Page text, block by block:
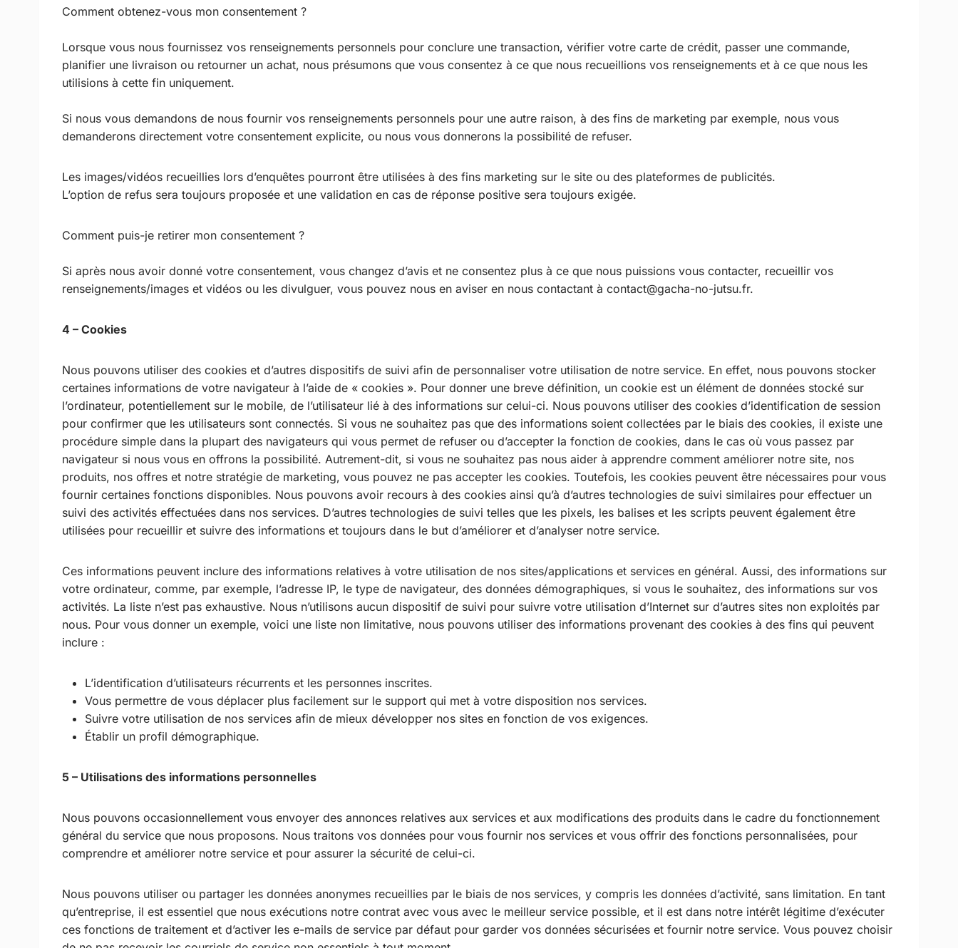
Comment obtenez-vous mon consentement ?
Lorsque vous nous fournissez vos renseignements personnels pour conclure une transaction, vérifier votre carte de crédit, passer une commande,
planifier une livraison ou retourner un achat, nous présumons que vous consentez à ce que nous recueillions vos renseignements et à ce que nous les
utilisions à cette fin uniquement.
Si nous vous demandons de nous fournir vos renseignements personnels pour une autre raison, à des fins de marketing par exemple, nous vous
demanderons directement votre consentement explicite, ou nous vous donnerons la possibilité de refuser.
Les images/vidéos recueillies lors d’enquêtes pourront être utilisées à des fins marketing sur le site ou des plateformes de publicités.
L’option de refus sera toujours proposée et une validation en cas de réponse positive sera toujours exigée.
Comment puis-je retirer mon consentement ?
Si après nous avoir donné votre consentement, vous changez d’avis et ne consentez plus à ce que nous puissions vous contacter, recueillir vos
renseignements/images et vidéos ou les divulguer, vous pouvez nous en aviser en nous contactant à contact@gacha-no-jutsu.fr.
4 – Cookies
Nous pouvons utiliser des cookies et d’autres dispositifs de suivi afin de personnaliser votre utilisation de notre service. En effet, nous pouvons stocker
certaines informations de votre navigateur à l’aide de « cookies ». Pour donner une breve définition, un cookie est un élément de données stocké sur
l’ordinateur, potentiellement sur le mobile, de l’utilisateur lié à des informations sur celui-ci. Nous pouvons utiliser des cookies d’identification de session
pour confirmer que les utilisateurs sont connectés. Si vous ne souhaitez pas que des informations soient collectées par le biais des cookies, il existe une
procédure simple dans la plupart des navigateurs qui vous permet de refuser ou d’accepter la fonction de cookies, dans le cas où vous passez par
navigateur si nous vous en offrons la possibilité. Autrement-dit, si vous ne souhaitez pas nous aider à apprendre comment améliorer notre site, nos
produits, nos offres et notre stratégie de marketing, vous pouvez ne pas accepter les cookies. Toutefois, les cookies peuvent être nécessaires pour vous
fournir certaines fonctions disponibles. Nous pouvons avoir recours à des cookies ainsi qu’à d’autres technologies de suivi similaires pour effectuer un
suivi des activités effectuées dans nos services. D’autres technologies de suivi telles que les pixels, les balises et les scripts peuvent également être
utilisées pour recueillir et suivre des informations et toujours dans le but d’améliorer et d’analyser notre service.
Ces informations peuvent inclure des informations relatives à votre utilisation de nos sites/applications et services en général. Aussi, des informations sur
votre ordinateur, comme, par exemple, l’adresse IP, le type de navigateur, des données démographiques, si vous le souhaitez, des informations sur vos
activités. La liste n’est pas exhaustive. Nous n’utilisons aucun dispositif de suivi pour suivre votre utilisation d’Internet sur d’autres sites non exploités par
nous. Pour vous donner un exemple, voici une liste non limitative, nous pouvons utiliser des informations provenant des cookies à des fins qui peuvent
inclure :
L’identification d’utilisateurs récurrents et les personnes inscrites.
Vous permettre de vous déplacer plus facilement sur le support qui met à votre disposition nos services.
Suivre votre utilisation de nos services afin de mieux développer nos sites en fonction de vos exigences.
Établir un profil démographique.
5 – Utilisations des informations personnelles
Nous pouvons occasionnellement vous envoyer des annonces relatives aux services et aux modifications des produits dans le cadre du fonctionnement
général du service que nous proposons. Nous traitons vos données pour vous fournir nos services et vous offrir des fonctions personnalisées, pour
comprendre et améliorer notre service et pour assurer la sécurité de celui-ci.
Nous pouvons utiliser ou partager les données anonymes recueillies par le biais de nos services, y compris les données d’activité, sans limitation. En tant
qu’entreprise, il est essentiel que nous exécutions notre contrat avec vous avec le meilleur service possible, et il est dans notre intérêt légitime d’exécuter
ces fonctions de traitement et d’activer les e-mails de service par défaut pour garder vos données sécurisées et fournir notre service. Vous pouvez choisir